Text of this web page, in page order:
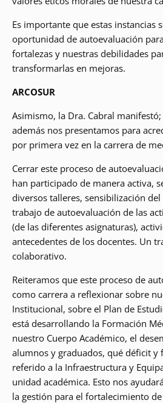
Es importante que estas instancias
oportunidad de autoevaluación
fortalezas y nuestras debilidades
transformarlas en mejoras.
ARCOSUR
Asimismo, la Dra. Cabral
además nos presentamos para
por primera vez en la carrera de
Cerrar este proceso de
han participado de manera activa,
diversos talleres, sensibilización
trabajo de autoevaluación de las
(de las diferentes asignaturas),
antecedentes de los docentes. Un
colaborativo.
Reiteramos que este proceso de
como carrera a reflexionar sobre
Institucional, sobre el Plan de
está desarrollando la Formación
nuestro Cuerpo Académico, el
alumnos y graduados, qué déficit y
referido a la Infraestructura y
unidad académica. Esto nos
la gestión para el fortalecimiento